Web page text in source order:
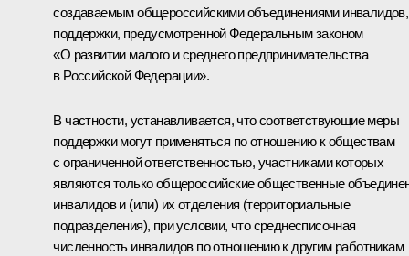
создаваемым общероссийскими объединениями инвалидов,
поддержки, предусмотренной Федеральным законом
«О развитии малого и среднего предпринимательства
в Российской Федерации».
В частности, устанавливается, что соответствующие меры
поддержки могут применяться по отношению к обществам
с ограниченной ответственностью, участниками которых
являются только общероссийские общественные
инвалидов и (или) их отделения (территориальные
подразделения), при условии, что среднесписочная
численность инвалидов по отношению к другим работникам